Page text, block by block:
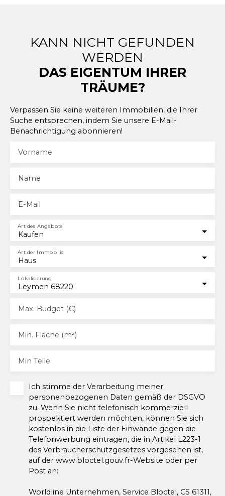
KANN NICHT GEFUNDEN
WERDEN
DAS EIGENTUM IHRER
TRÄUME?
Verpassen Sie keine weiteren Immobilien, die Ihrer
Suche entsprechen, indem Sie unsere E-Mail-
Benachrichtigung abonnieren!
Vorname
Name
E-Mail
Kaufen
Art des Angebots
Haus
Art der Immobilie
Leymen 68220
Lokalisierung
Max. Budget (€)
Min. Fläche (m²)
Min Teile
Ich stimme der Verarbeitung meiner
personenbezogenen Daten gemäß der DSGVO
zu. Wenn Sie nicht telefonisch kommerziell
prospektiert werden möchten, können Sie sich
kostenlos in die Liste der Einwände gegen die
Telefonwerbung eintragen, die in Artikel L223-1
des Verbraucherschutzgesetzes vorgesehen ist,
auf der www.bloctel.gouv.fr-Website oder per
Post an:
Worldline Unternehmen, Service Bloctel, CS 61311,